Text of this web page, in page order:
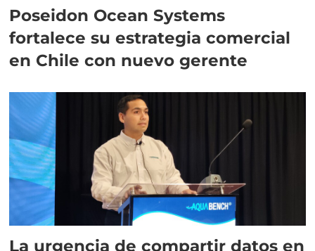
Poseidon Ocean Systems
fortalece su estrategia comercial
en Chile con nuevo gerente
La urgencia de compartir datos en